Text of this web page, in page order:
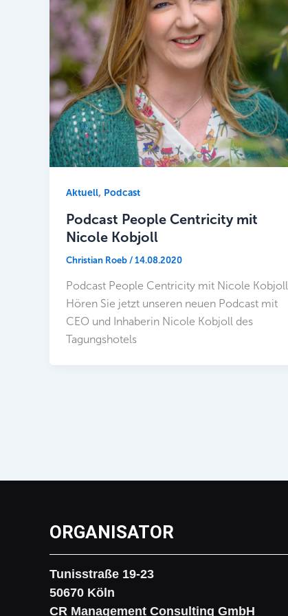
Aktuell, Podcast
Podcast People Centricity mit
Nicole Kobjoll
Christian Roeb / 14.08.2020
Podcast People Centricity mit Nicole Kobjoll
Hören Sie jetzt unseren neuen Podcast mit
CEO und Inhaberin Nicole Kobjoll des
Tagungshotels
ORGANISATOR
Tunisstraße 19-23
50670 Köln
CR Management Consulting GmbH